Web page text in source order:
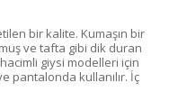
bir kalite. Kumaşın bir
ve tafta gibi dik duran
giysi modelleri için
pantalonda kullanılır. İç